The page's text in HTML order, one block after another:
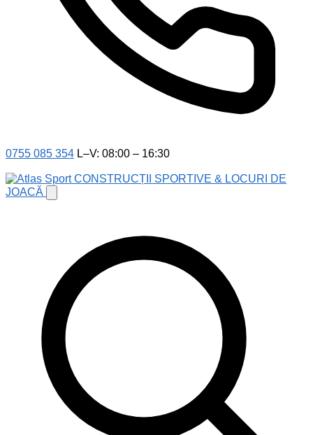
0755 085 354 L–V: 08:00 – 16:30
CONSTRUCȚII SPORTIVE & LOCURI DE
JOACĂ